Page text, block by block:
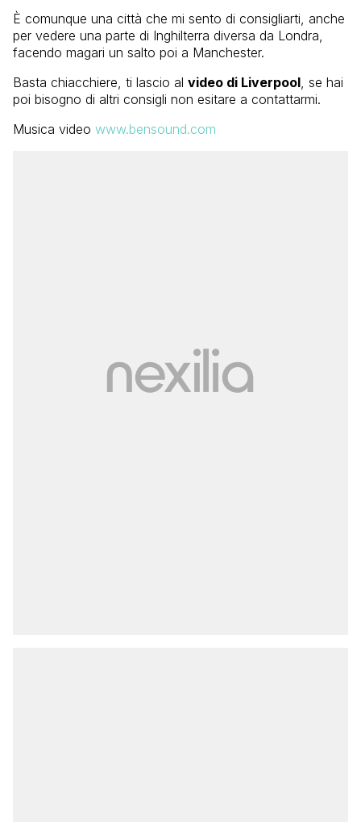
È comunque una città che mi sento di consigliarti, anche
per vedere una parte di Inghilterra diversa da Londra,
facendo magari un salto poi a Manchester.
Basta chiacchiere, ti lascio al video di Liverpool , se hai
poi bisogno di altri consigli non esitare a contattarmi.
Musica video www.bensound.com